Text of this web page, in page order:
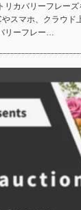
リカバリーフレー
スマホ、クラウド
リーフレー…